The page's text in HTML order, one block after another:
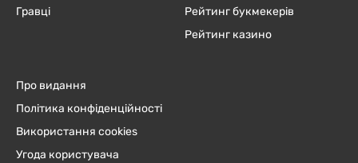
Гравці
Рейтинг букмекерів
Рейтинг казино
Про видання
Політика конфіденційності
Використання cookies
Угода користувача